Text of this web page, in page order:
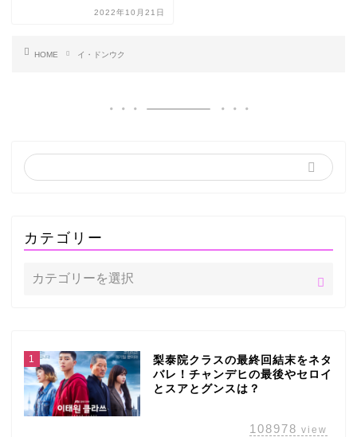
2022年10月21日
HOME イ・ドンウク
カテゴリー
1
梨泰院クラスの最終回結末をネタ
バレ！チャンデヒの最後やセロイ
とスアとグンスは？
108978 view